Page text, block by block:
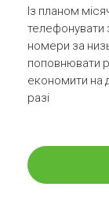
Із планом
телефонувати
номери за
поповнювати
економити на
разі